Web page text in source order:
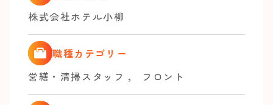
株式会社ホテル小柳
職種カテゴリー
営繕・清掃スタッフ ， フロント